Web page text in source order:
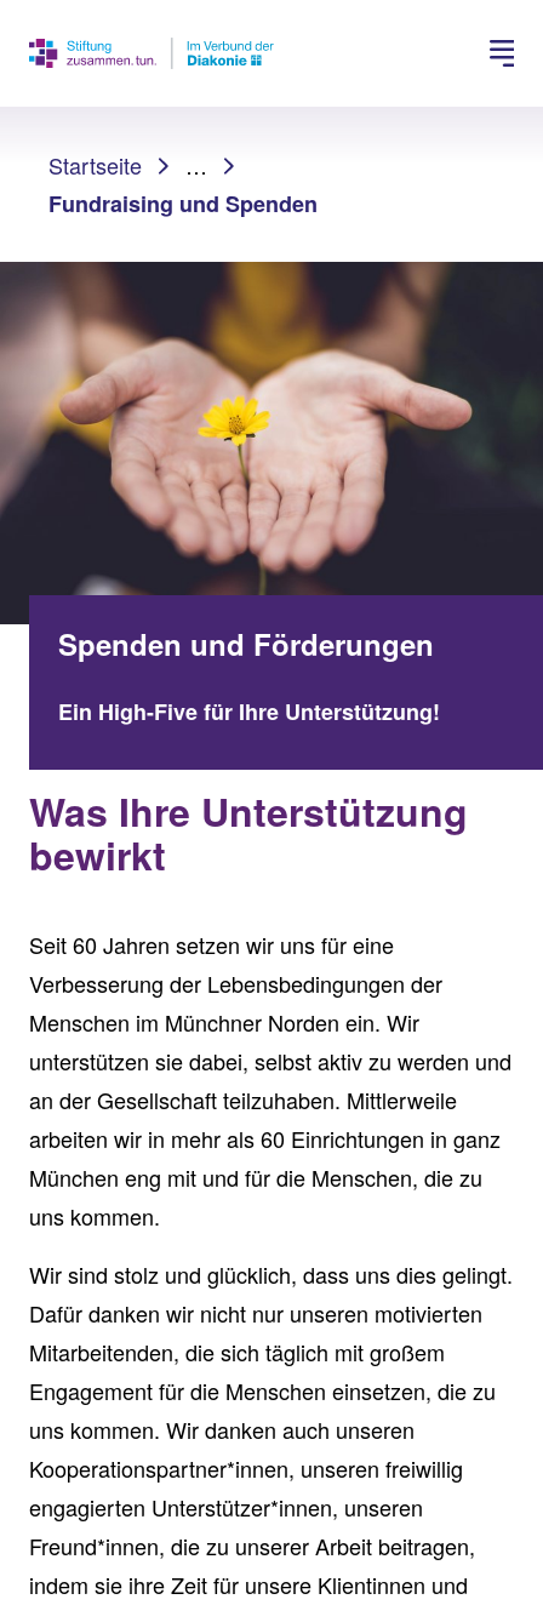
Startseite
…
Fundraising und Spenden
Spenden und Förderungen
Ein High-Five für Ihre Unterstützung!
Was Ihre Unterstützung
bewirkt
Seit 60 Jahren setzen wir uns für eine
Verbesserung der Lebensbedingungen der
Menschen im Münchner Norden ein. Wir
unterstützen sie dabei, selbst aktiv zu werden und
an der Gesellschaft teilzuhaben. Mittlerweile
arbeiten wir in mehr als 60 Einrichtungen in ganz
München eng mit und für die Menschen, die zu
uns kommen.
Wir sind stolz und glücklich, dass uns dies gelingt.
Dafür danken wir nicht nur unseren motivierten
Mitarbeitenden, die sich täglich mit großem
Engagement für die Menschen einsetzen, die zu
uns kommen. Wir danken auch unseren
Kooperationspartner*innen, unseren freiwillig
engagierten Unterstützer*innen, unseren
Freund*innen, die zu unserer Arbeit beitragen,
indem sie ihre Zeit für unsere Klientinnen und